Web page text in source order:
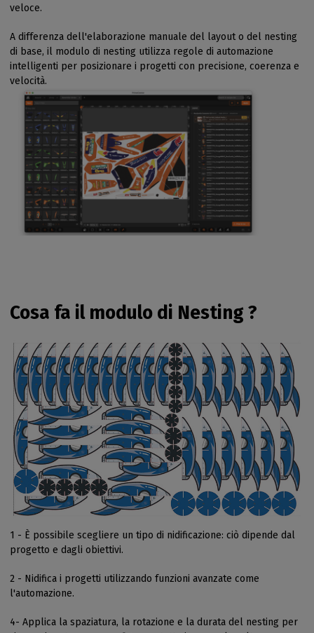
veloce.
A differenza dell'elaborazione manuale del layout o del nesting
di base, il modulo di nesting utilizza regole di automazione
intelligenti per posizionare i progetti con precisione, coerenza e
velocità.
Cosa fa il modulo di Nesting ?
1 - È possibile scegliere un tipo di nidificazione: ciò dipende dal
progetto e dagli obiettivi.
2 - Nidifica i progetti utilizzando funzioni avanzate come
l'automazione.
4- Applica la spaziatura, la rotazione e la durata del nesting per